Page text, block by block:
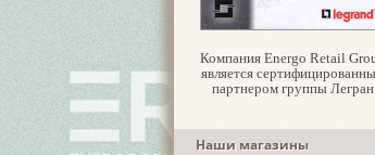
Компания Energo Retail
является
партнером группы Легран
Наши магазины